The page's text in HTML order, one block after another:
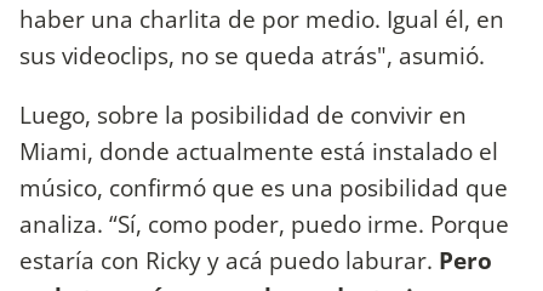
haber una charlita de por medio. Igual él, en
sus videoclips, no se queda atrás", asumió.
Luego, sobre la posibilidad de convivir en
Miami, donde actualmente está instalado el
músico, confirmó que es una posibilidad que
analiza. “Sí, como poder, puedo irme. Porque
estaría con Ricky y acá puedo laburar. Pero